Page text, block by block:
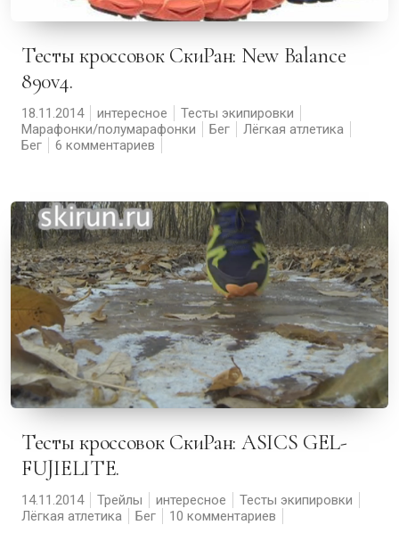
Тесты кроссовок СкиРан: New Balance
890v4.
18.11.2014 интересное
Тесты экипировки
Марафонки/полумарафонки
Бег
Лёгкая атлетика
Бег
6 комментариев
Тесты кроссовок СкиРан: ASICS GEL-
FUJIELITE.
14.11.2014 Трейлы интересное
Тесты экипировки
Лёгкая атлетика
Бег 10 комментариев